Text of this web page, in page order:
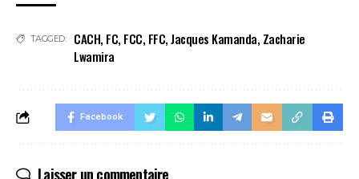
TAGGED: CACH, FC, FCC, FFC,Jacques Kamanda, Zacharie
Lwamira
Facebook
Laisser un commentaire